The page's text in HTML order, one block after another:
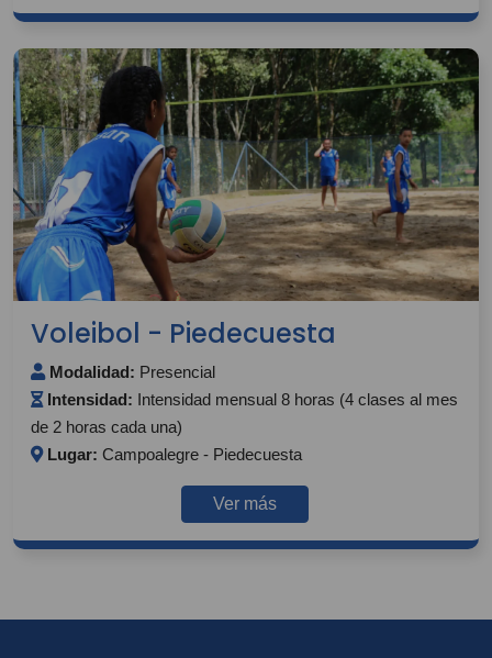
Voleibol - Piedecuesta
Modalidad: Presencial
Intensidad: Intensidad mensual 8 horas (4 clases al mes
de 2 horas cada una)
Lugar: Campoalegre - Piedecuesta
Ver más